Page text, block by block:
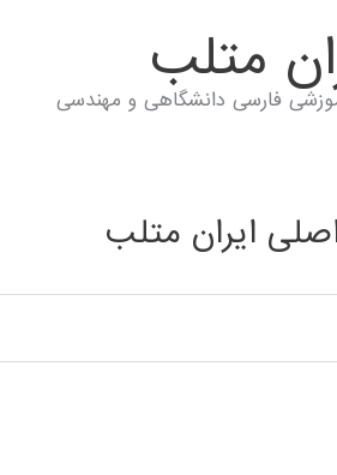
متلب
فارسی دانشگاهی و مهندسی
ایران متلب